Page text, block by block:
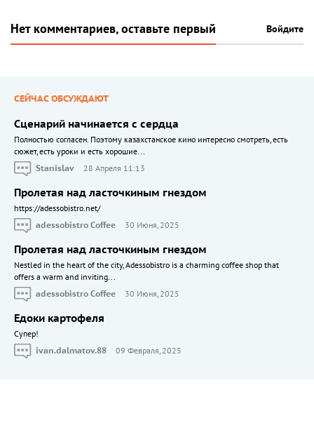
Нет комментариев, оставьте первый Войдите
СЕЙЧАС ОБСУЖДАЮТ
Сценарий начинается с сердца
Полностью согласен. Поэтому казахстанское кино интересно смотреть, есть
сюжет, есть уроки и есть хорошие...
Stanislav
28 Апреля 11:13
Пролетая над ласточкиным гнездом
https://adessobistro.net/
adessobistro Coffee
30 Июня, 2025
Пролетая над ласточкиным гнездом
Nestled in the heart of the city, Adessobistro is a charming coffee shop that
offers a warm and inviting...
adessobistro Coffee
30 Июня, 2025
Едоки картофеля
Cупер!
ivan.dalmatov.88
09 Февраля, 2025